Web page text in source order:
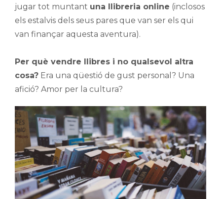
jugar tot muntant una llibreria online (inclosos
els estalvis dels seus pares que van ser els qui
van finançar aquesta aventura).
Per què vendre llibres i no qualsevol altra
cosa? Era una qüestió de gust personal? Una
afició? Amor per la cultura?